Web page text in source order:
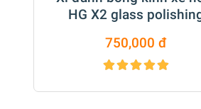
HG X2 glass
750,000 đ